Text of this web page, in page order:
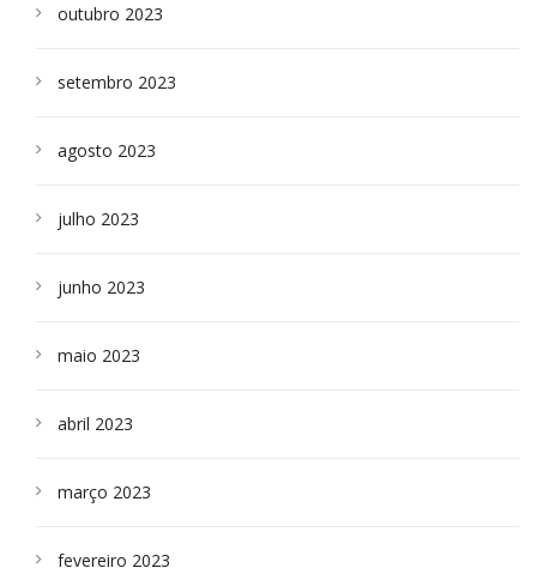
outubro 2023
setembro 2023
agosto 2023
julho 2023
junho 2023
maio 2023
abril 2023
março 2023
fevereiro 2023